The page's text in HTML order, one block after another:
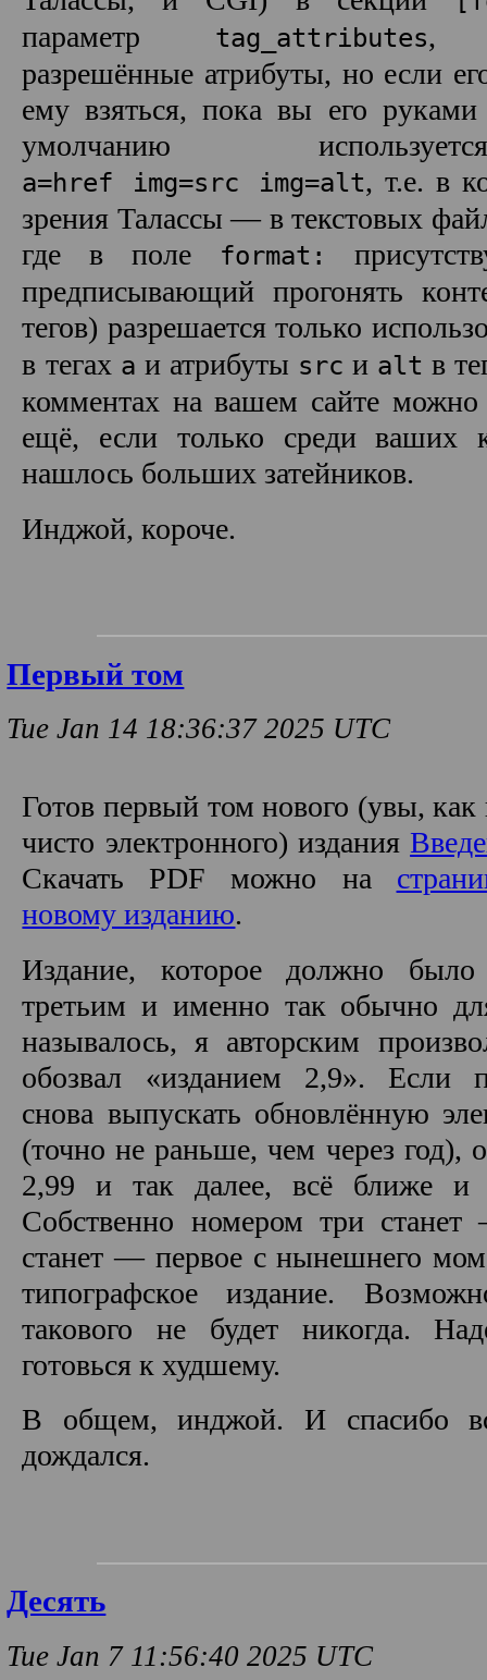
параметр tag_attributes,
разрешённые атрибуты, но если
ему взяться, пока вы его
умолчанию
a=href img=src img=alt, т.е. в
зрения Талассы — в текстовых
где в поле
format:
предписывающий прогонять
тегов) разрешается только
в тегах a и атрибуты src и alt в
комментах на вашем сайте можно
ещё, если только среди ваших
нашлось больших затейников.
Инджой, короче.
Первый том
Tue Jan 14 18:36:37 2025 UTC
Готов первый том нового (увы, как
чисто электронного) издания
Скачать PDF можно на
новому изданию.
Издание, которое должно
третьим и именно так обычно
называлось, я авторским
обозвал «изданием 2,9». Если
снова выпускать обновлённую
(точно не раньше, чем через год),
2,99 и так далее, всё ближе и
Собственно номером три
станет — первое с нынешнего
типографское издание.
такового не будет никогда.
готовься к худшему.
В общем, инджой. И спасибо
дождался.
Десять
Tue Jan 7 11:56:40 2025 UTC